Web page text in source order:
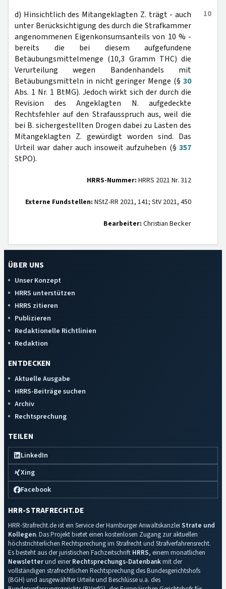
10
d) Hinsichtlich des Mitangeklagten Z. trägt - auch
unter Berücksichtigung des durch die Strafkammer
angenommenen Eigenkonsumsanteils von 10 % -
bereits die bei diesem aufgefundene
Betäubungsmittelmenge (10,3 Gramm THC) die
Verurteilung wegen Bandenhandels mit
Betäubungsmitteln in nicht geringer Menge (§ 30
Abs. 1 Nr. 1 BtMG). Jedoch wirkt sich der durch die
Revision des Angeklagten N. aufgedeckte
Rechtsfehler auf den Strafausspruch aus, weil die
bei B. sichergestellten Drogen dabei zu Lasten des
Mitangeklagten Z. gewürdigt worden sind. Das
Urteil war daher auch insoweit aufzuheben (§ 357
StPO).
HRRS-Nummer: HRRS 2021 Nr. 312
Externe Fundstellen: NStZ-RR 2021, 141; StV 2021, 450
Bearbeiter: Christian Becker
ÜBER UNS
Unser Konzept
HRRS unterstützen
HRRS zitieren
Publizieren
Redaktionelle Richtlinien
Redaktion
ENTDECKEN
Aktuelle Ausgabe
HRRS-Beiträge suchen
Archiv
Rechtsprechung
TEILEN
LinkedIn
Xing
Facebook
HRR-STRAFRECHT.DE
HRR-Strafrecht.de ist ein Service der Hamburger Anwaltskanzlei Strate und
Kollegen. Das Projekt bietet einen kostenlosen Zugang zur aktuellen
höchstrichterlichen Rechtsprechung im Strafrecht und Strafverfahrensrecht.
Es besteht aus der juristischen Fachzeitschrift HRRS, einem monatlichen
Newsletterund einerRechtsprechungs-Datenbankmit der
vollständigen strafrechtlichen Rechtsprechung des Bundesgerichtshofs
(BGH) und ausgewählter Urteile und Beschlüsse u.a. des